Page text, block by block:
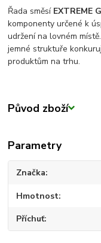
Řada směsíEXTREME
komponenty určené k
udržení na lovném
jemné struktuře
produktům na trhu.
Původ zboží
Parametry
Značka
Hmotnost
Příchuť